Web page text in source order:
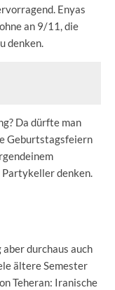
Enyas
an 9/11, die
denken.
Da dürfte man
Geburtstagsfeiern
denken.
durchaus auch
ältere Semester
Teheran: Iranische